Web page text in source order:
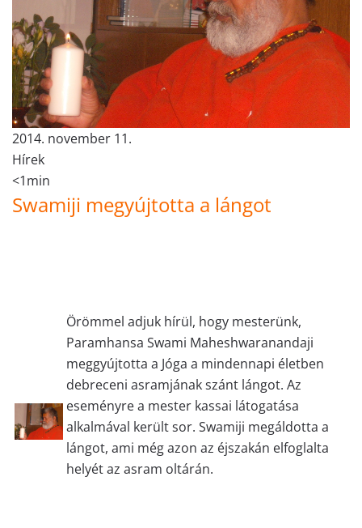
2014. november 11.
Hírek
<1min
Swamiji megyújtotta a lángot
Örömmel adjuk hírül, hogy mesterünk,
Paramhansa Swami Maheshwaranandaji
meggyújtotta a Jóga a mindennapi életben
debreceni asramjának szánt lángot. Az
eseményre a mester kassai látogatása
alkalmával került sor. Swamiji megáldotta a
lángot, ami még azon az éjszakán elfoglalta
helyét az asram oltárán.